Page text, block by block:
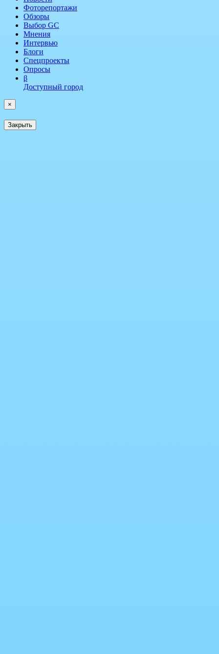
Фоторепортажи
Обзоры
Выбор GC
Мнения
Интервью
Блоги
Спецпроекты
Опросы
β
Доступный город
×
Закрыть